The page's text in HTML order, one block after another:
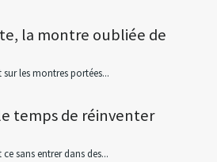
la montre oubliée de
les montres portées...
temps de réinventer
sans entrer dans des...